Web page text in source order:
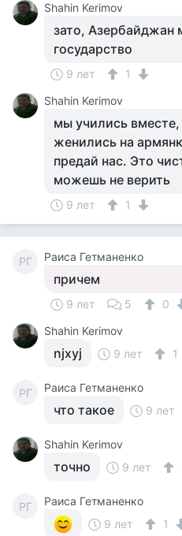
Shahin Kerimov
зато, Азербайджан
государство
9 лет
1
Shahin Kerimov
мы учились
женились на
предай нас. Это
можешь не верить
9 лет 1
РГ Раиса Гетманенко
причем
9 лет 5
0
Shahin Kerimov
njxyj 9 лет 1
РГ Раиса Гетманенко
что такое 9 лет
Shahin Kerimov
точно 9 лет
РГ
Раиса Гетманенко
9 лет
1